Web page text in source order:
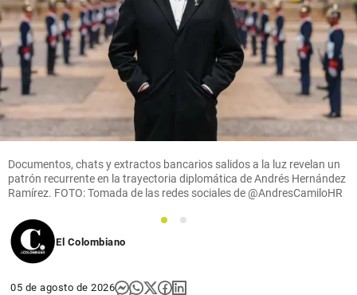
Documentos, chats y extractos bancarios salidos a la luz revelan un
patrón recurrente en la trayectoria diplomática de Andrés Hernández
Ramírez. FOTO: Tomada de las redes sociales de @AndresCamiloHR
1
2
El Colombiano
05 de agosto de 2026